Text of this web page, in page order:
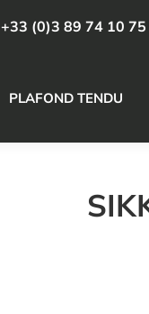
+33 (0)3 89 74 10 75
PLAFOND TENDU